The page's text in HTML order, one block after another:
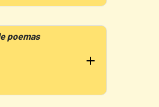
poemas